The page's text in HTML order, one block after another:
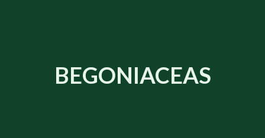
BEGONIACEAS